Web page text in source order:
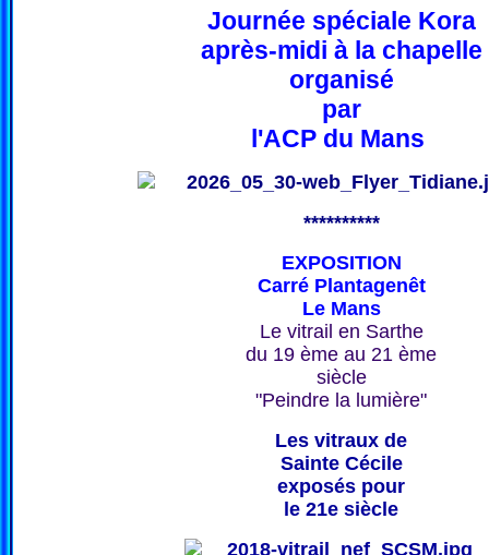
Journée spéciale Kora
après-midi à la chapelle
organisé
par
l'ACP du Mans
**********
EXPOSITION
Carré Plantagenêt
Le Mans
Le vitrail en Sarthe
du 19 ème au 21 ème
siècle
"Peindre la lumière"
Les vitraux de
Sainte Cécile
exposés pour
le 21e siècle